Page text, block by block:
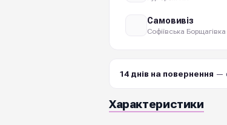
Самовивіз
Софіївська Борщагівка
14 днів на повернення —
Характеристики